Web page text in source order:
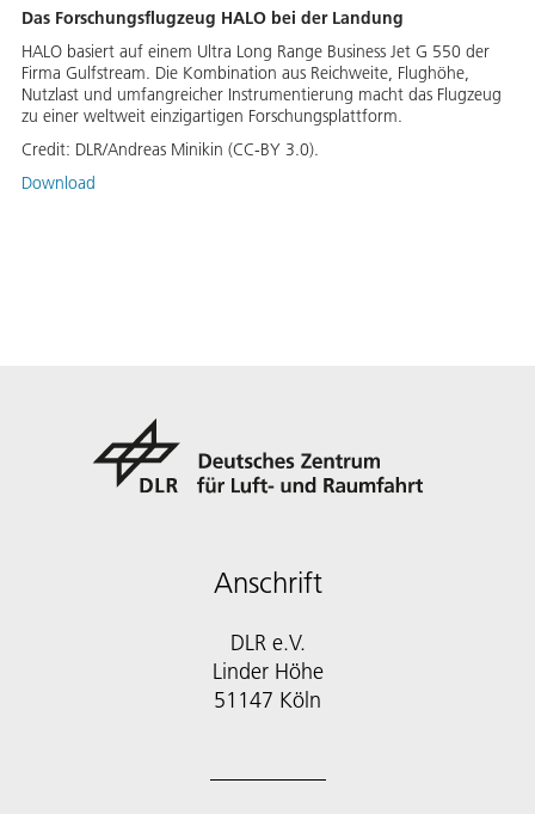
Das Forschungsflugzeug HALO bei der Landung
HALO basiert auf einem Ultra Long Range Business Jet G 550 der
Firma Gulfstream. Die Kombination aus Reichweite, Flughöhe,
Nutzlast und umfangreicher Instrumentierung macht das Flugzeug
zu einer weltweit einzigartigen Forschungsplattform.
Credit: DLR/Andreas Minikin (CC-BY 3.0).
Download
Anschrift
DLR e.V.
Linder Höhe
51147 Köln